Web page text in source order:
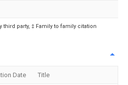
third party, ‡ Family to family citation
Date Title